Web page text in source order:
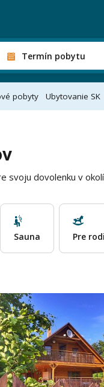
Termín pobytu
pobyty Ubytovanie SK
svoju dovolenku v
Sauna Pre